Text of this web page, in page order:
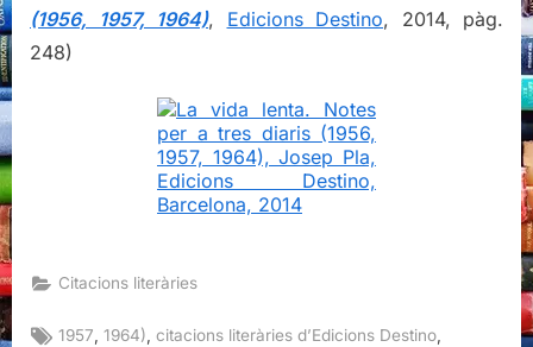
(1956, 1957, 1964), Edicions Destino, 2014, pàg.
248)
Citacions literàries
Tags:
1957 ,1964) ,citacions literàries d’Edicions Destino